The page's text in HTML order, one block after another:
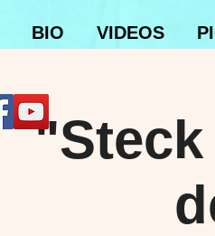
"Steck
BIO VIDEOS